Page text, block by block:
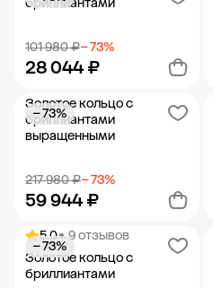
бриллиантами
101 980 ₽− 73%
28 044 ₽
Добавить в корзину
Золотое кольцо с
бриллиантами
выращенными
217 980 ₽− 73%
59 944 ₽
− 73%
Добавить в корзину
5.0• 9 отзывов
Золотое кольцо с
бриллиантами
− 73%